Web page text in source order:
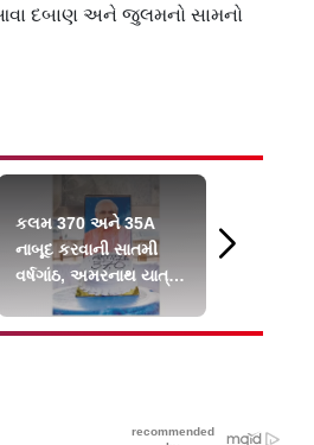
દબાણ અને જુલમનો સામનો
કલમ 370 અને 35A
નાબૂદ કરવાની સાતમી
વર્ષગાંઠ, અમરનાથ યાત્રા
પર એક દિવસ માટે રોક
સોનમ